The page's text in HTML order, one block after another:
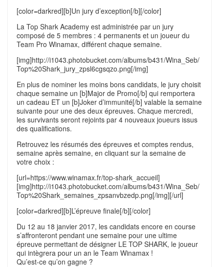
[color=darkred][b]Un jury d’exception[/b][/color]
La Top Shark Academy est administrée par un jury
composé de 5 membres : 4 permanents et un joueur du
Team Pro Winamax, différent chaque semaine.
[img]http://i1043.photobucket.com/albums/b431/Wina_Seb/
Top%20Shark_jury_zpsl6cgsqzo.png[/img]
En plus de nominer les moins bons candidats, le jury choisit
chaque semaine un [b]Major de Promo[/b] qui remportera
un cadeau ET un [b]Joker d’immunité[/b] valable la semaine
suivante pour une des deux épreuves. Chaque mercredi,
les survivants seront rejoints par 4 nouveaux joueurs issus
des qualifications.
Retrouvez les résumés des épreuves et comptes rendus,
semaine après semaine, en cliquant sur la semaine de
votre choix :
[url=https://www.winamax.fr/top-shark_accueil]
[img]http://i1043.photobucket.com/albums/b431/Wina_Seb/
Top%20Shark_semaines_zpsanvbzedp.png[/img][/url]
[color=darkred][b]L’épreuve finale[/b][/color]
Du 12 au 18 janvier 2017, les candidats encore en course
s’affronteront pendant une semaine pour une ultime
épreuve permettant de désigner LE TOP SHARK, le joueur
qui intègrera pour un an le Team Winamax !
Qu’est-ce qu’on gagne ?